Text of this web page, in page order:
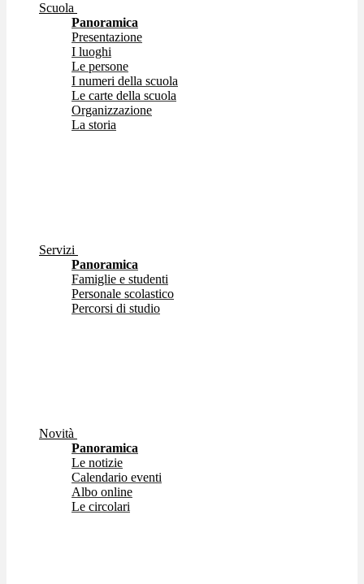
Scuola
Panoramica
Presentazione
I luoghi
Le persone
I numeri della scuola
Le carte della scuola
Organizzazione
La storia
Servizi
Panoramica
Famiglie e studenti
Personale scolastico
Percorsi di studio
Novità
Panoramica
Le notizie
Calendario eventi
Albo online
Le circolari